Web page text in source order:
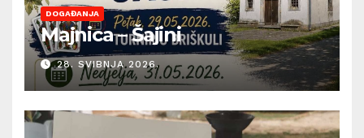
DOGAĐANJA
Majnica – Šajini
28. SVIBNJA 2026.